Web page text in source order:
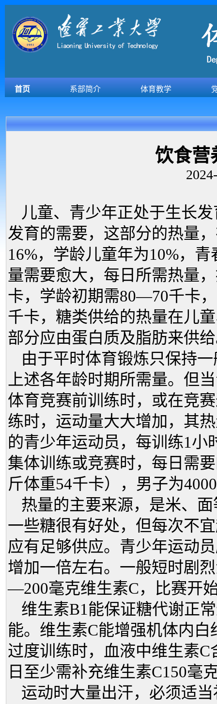
首页 系部简介 体育教学
饮食营
儿童、青少年正处于生长
发育的需要，这部分的热量
16%，学龄儿童年为10%，
量需要愈大，每日所需热量
卡，学龄初期需80—70千卡
千卡，糖类供给的热量在儿
部分应由蛋白质及脂肪来供
由于平时体育锻炼只保持
上述各年龄时期所需量。但
体育竞赛前训练时，或在竞
练时，运动量大大增加，其
的青少年运动员，每训练1
集体训练或竞赛时，每日需
斤体重54千卡），男子为
热量的主要来源，是米、
一些糖很有好处，但每次不
应有足够供应。青少年运动
增加一倍左右。一般短时剧
—200毫克维生素C，比赛开
维生素B1能保证糖代谢正
能。维生素C能增强机体内
过度训练时，血液中维生素
日至少需补充维生素C150毫
运动时大量出汗，必须适